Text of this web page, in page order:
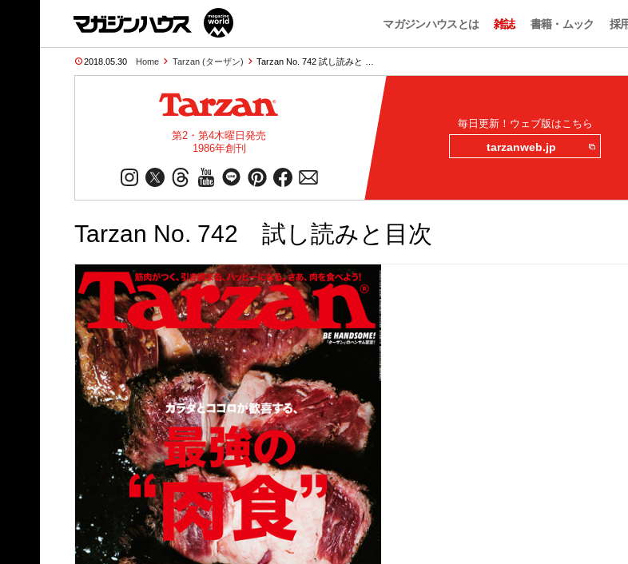
マガジンハウスとは 雑誌 書籍・ムック 採
2018.05.30 Home Tarzan (ターザン) Tarzan No. 742 試し読みと …
第2・第4木曜日発売
1986年創刊
毎日更新！ウェブ版はこちら
tarzanweb.jp
Tarzan No. 742 試し読みと目次